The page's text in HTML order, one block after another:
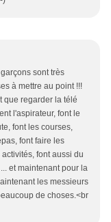
sont très
à mettre au point !!!
que regarder la télé
l'aspirateur, font le
font les courses,
font faire les
font aussi du
et maintenant pour la
les messieurs
de choses.<br